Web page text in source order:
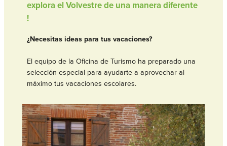
explora el Volvestre de una manera diferente
!
¿Necesitas ideas para tus vacaciones?
El equipo de la Oficina de Turismo ha preparado una
selección especial para ayudarte a aprovechar al
máximo tus vacaciones escolares.